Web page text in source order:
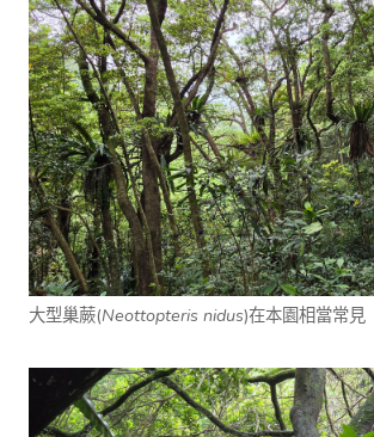
大型巢蕨(Neottopteris nidus)在本園相當常見